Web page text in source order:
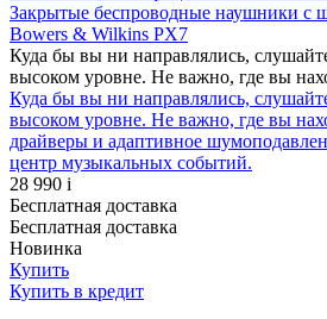
Закрытые беспроводные наушники с
Bowers & Wilkins PX7
Куда бы вы ни направлялись,
высоком уровне. Не важно, где вы
Куда бы вы ни направлялись,
высоком уровне. Не важно, где вы
драйверы и адаптивное
центр музыкальных событий.
28 990 i
Бесплатная доставка
Бесплатная доставка
Новинка
Купить
Купить в кредит